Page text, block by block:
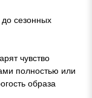
сезонных
чувство
полностью или
образа